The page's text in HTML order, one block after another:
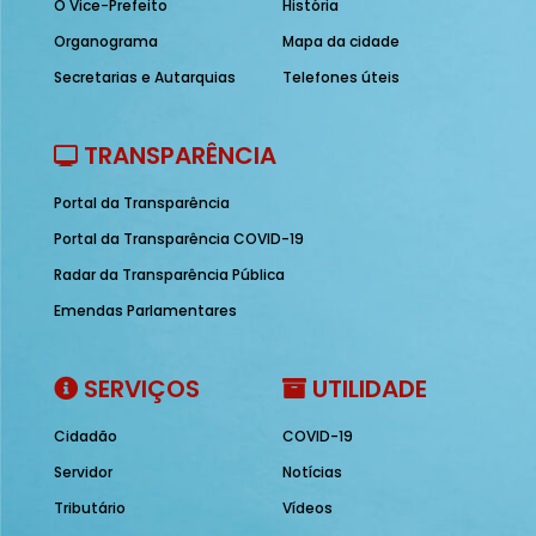
O Vice-Prefeito
Organograma
Secretarias e Autarquias
História
Mapa da cidade
Telefones úteis
TRANSPARÊNCIA
Portal da Transparência
Portal da Transparência COVID-19
Radar da Transparência Pública
Emendas Parlamentares
SERVIÇOS
Cidadão
Servidor
Tributário
UTILIDADE
COVID-19
Notícias
Vídeos